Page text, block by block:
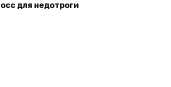
для недотроги